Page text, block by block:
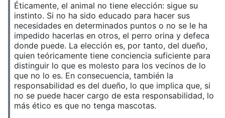
Éticamente, el animal no tiene elección: sigue su
instinto. Si no ha sido educado para hacer sus
necesidades en determinados puntos o no se le ha
impedido hacerlas en otros, el perro orina y defeca
donde puede. La elección es, por tanto, del dueño,
quien teóricamente tiene conciencia suficiente para
distinguir lo que es molesto para los vecinos de lo
que no lo es. En consecuencia, también la
responsabilidad es del dueño, lo que implica que, si
no se puede hacer cargo de esta responsabilidad, lo
más ético es que no tenga mascotas.